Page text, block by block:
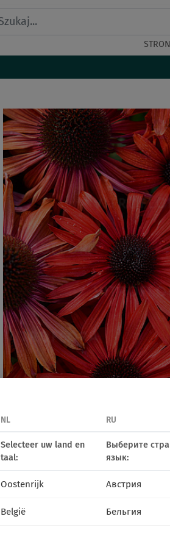
NL RU
Selecteer uw land en
taal:
Выберите
язык:
Oostenrijk Австрия
België Бельгия